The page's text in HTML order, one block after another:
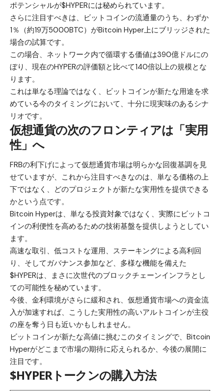
ポテンシャルが$HYPERには秘められています。
さらに注目すべきは、ビットコインの流通量のうち、わずか
1％（約19万5000BTC）がBitcoin Hyper上にブリッジされた
場合の試算です。
この場合、ネットワーク内で循環する価値は390億ドルにの
ぼり、現在のHYPERの評価額と比べて140倍以上の規模とな
ります。
これは単なる理論ではなく、ビットコインが新たな用途を求
めている今のタイミングにおいて、十分に現実味のあるシナ
リオです。
仮想通貨の次のフロンティアは「実用
性」へ
FRBの利下げによって仮想通貨市場は明らかな回復基調を見
せていますが、これから注目すべきなのは、単なる価格の上
下ではなく、どのプロジェクトが新たな実用性を提供できる
かという点です。
Bitcoin Hyperは、単なる投資対象ではなく、実際にビットコ
インの利便性を高めるための技術基盤を提供しようとしてい
ます。
高速な取引、低コストな運用、ステーキングによる高利回
り、そしてガバナンス参加など、多様な機能を備えた
$HYPERは、まさに次世代のブロックチェーンインフラとし
ての可能性を秘めています。
今後、金利環境がさらに緩和され、仮想通貨市場への資金流
入が加速すれば、こうした実用性の高いアルトコインが主役
の座を奪う日も近いかもしれません。
ビットコインが新たな高値に挑むこのタイミングで、Bitcoin
Hyperがどこまで市場の期待に応えられるか、今後の展開に
注目です。
$HYPERトークンの購入方法